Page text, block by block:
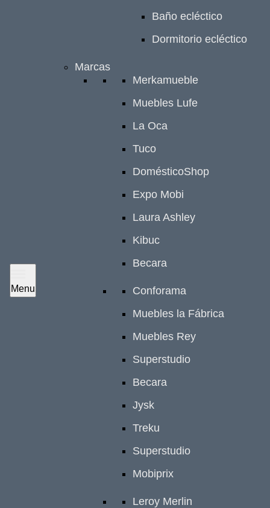
Menu
Baño ecléctico
Dormitorio ecléctico
Marcas
Merkamueble
Muebles Lufe
La Oca
Tuco
DomésticoShop
Expo Mobi
Laura Ashley
Kibuc
Becara
Conforama
Muebles la Fábrica
Muebles Rey
Superstudio
Becara
Jysk
Treku
Superstudio
Mobiprix
Leroy Merlin